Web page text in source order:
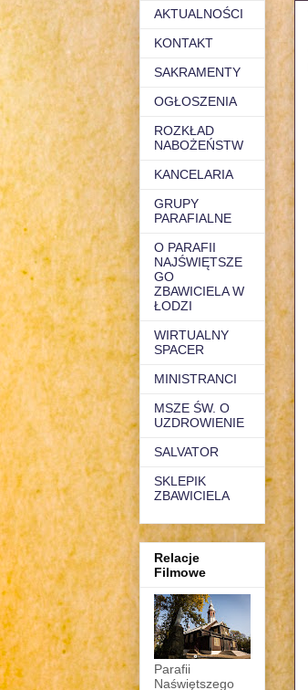
AKTUALNOŚCI
KONTAKT
SAKRAMENTY
OGŁOSZENIA
ROZKŁAD
NABOŻEŃSTW
KANCELARIA
GRUPY
PARAFIALNE
O PARAFII
NAJŚWIĘTSZE
GO
ZBAWICIELA W
ŁODZI
WIRTUALNY
SPACER
MINISTRANCI
MSZE ŚW. O
UZDROWIENIE
SALVATOR
SKLEPIK
ZBAWICIELA
Relacje
Filmowe
Parafii
Naświętszego